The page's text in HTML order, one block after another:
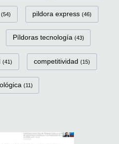
(54) pildora express (46)
Píldoras tecnología (43)
(41) competitividad (15)
(11)